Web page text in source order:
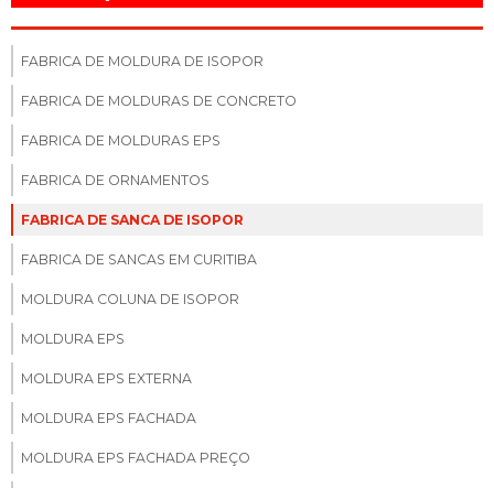
FABRICA DE MOLDURA DE ISOPOR
FABRICA DE MOLDURAS DE CONCRETO
FABRICA DE MOLDURAS EPS
FABRICA DE ORNAMENTOS
FABRICA DE SANCA DE ISOPOR
FABRICA DE SANCAS EM CURITIBA
MOLDURA COLUNA DE ISOPOR
MOLDURA EPS
MOLDURA EPS EXTERNA
MOLDURA EPS FACHADA
MOLDURA EPS FACHADA PREÇO